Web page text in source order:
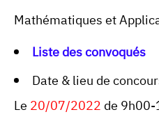
Mathématiques et
Liste des convoqués
Date & lieu de
Le 20/07/2022 de